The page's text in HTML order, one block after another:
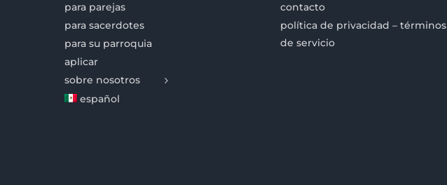
para parejas
para sacerdotes
para su parroquia
aplicar
sobre nosotros
español
contacto
política de privacidad – términos
de servicio